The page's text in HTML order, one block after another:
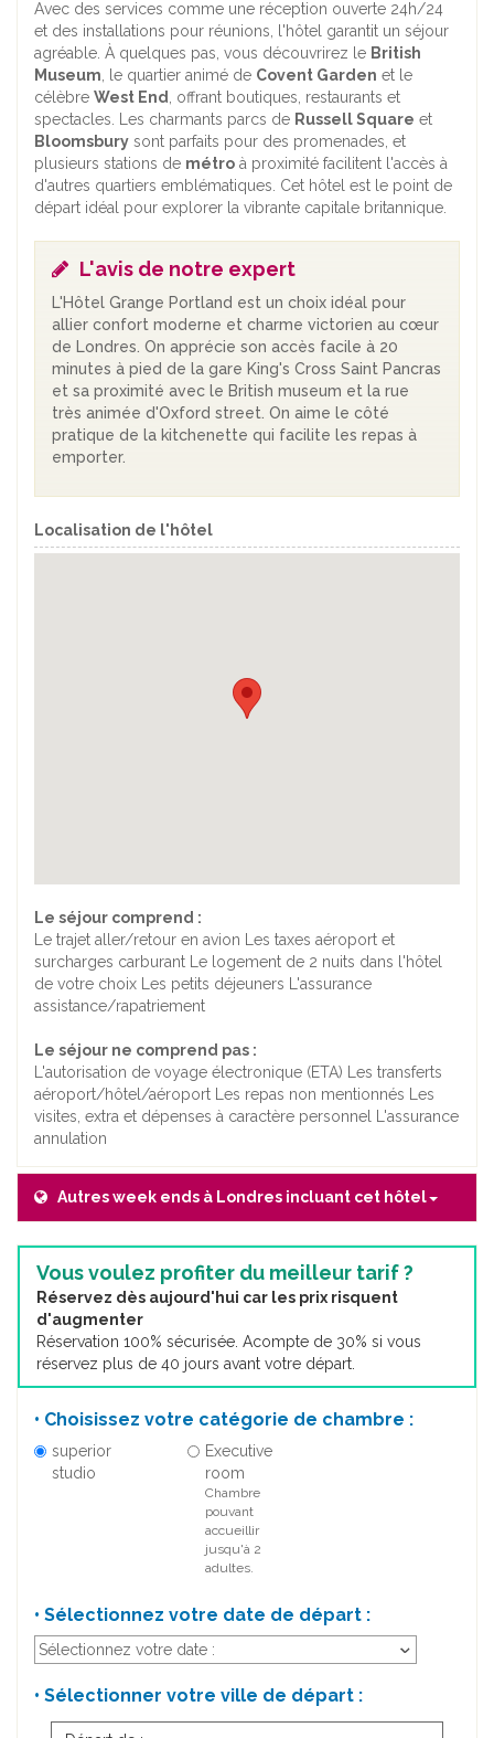
Avec des services comme une réception ouverte 24h/24
et des installations pour réunions, l'hôtel garantit un séjour
agréable. À quelques pas, vous découvrirez le British
Museum, le quartier animé de Covent Garden et le
célèbre West End, offrant boutiques, restaurants et
spectacles. Les charmants parcs de Russell Square et
Bloomsbury sont parfaits pour des promenades, et
plusieurs stations de métro à proximité facilitent l'accès à
d'autres quartiers emblématiques. Cet hôtel est le point de
départ idéal pour explorer la vibrante capitale britannique.
L'avis de notre expert
L'Hôtel Grange Portland est un choix idéal pour
allier confort moderne et charme victorien au cœur
de Londres. On apprécie son accès facile à 20
minutes à pied de la gare King's Cross Saint Pancras
et sa proximité avec le British museum et la rue
très animée d'Oxford street. On aime le côté
pratique de la kitchenette qui facilite les repas à
emporter.
Localisation de l'hôtel
Le séjour comprend :
Le trajet aller/retour en avion Les taxes aéroport et
surcharges carburant Le logement de 2 nuits dans l'hôtel
de votre choix Les petits déjeuners L'assurance
assistance/rapatriement
Le séjour ne comprend pas :
L'autorisation de voyage électronique (ETA) Les transferts
aéroport/hôtel/aéroport Les repas non mentionnés Les
visites, extra et dépenses à caractère personnel L'assurance
annulation
Autres week ends à Londres incluant cet hôtel
Vous voulez profiter du meilleur tarif ?
Réservez dès aujourd'hui car les prix risquent
d'augmenter
Réservation 100% sécurisée. Acompte de 30% si vous
réservez plus de 40 jours avant votre départ.
• Choisissez votre catégorie de chambre :
superior
studio
Executive
room
Chambre
pouvant
accueillir
jusqu'à 2
adultes.
• Sélectionnez votre date de départ :
• Sélectionner votre ville de départ :